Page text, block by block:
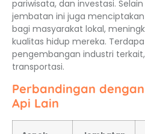
pariwisata, dan investasi.
jembatan ini juga
bagi masyarakat lokal,
kualitas hidup mereka.
pengembangan industri
transportasi.
Perbandingan
Api Lain